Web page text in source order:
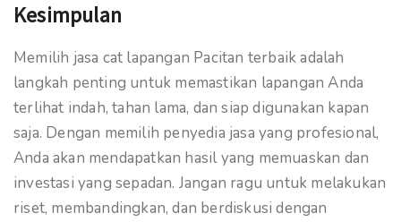
Kesimpulan
Memilih jasa cat lapangan Pacitan terbaik adalah
langkah penting untuk memastikan lapangan Anda
terlihat indah, tahan lama, dan siap digunakan kapan
saja. Dengan memilih penyedia jasa yang profesional,
Anda akan mendapatkan hasil yang memuaskan dan
investasi yang sepadan. Jangan ragu untuk melakukan
riset, membandingkan, dan berdiskusi dengan